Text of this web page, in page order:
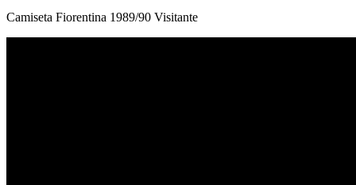
Camiseta Fiorentina 1989/90 Visitante